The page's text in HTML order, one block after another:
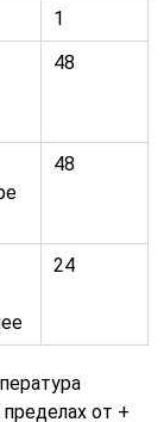
1
48
48
24
от +